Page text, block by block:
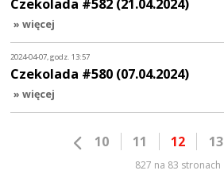
Czekolada #582 (21.04.2024)
» więcej
2024-04-07, godz. 13:57
Czekolada #580 (07.04.2024)
» więcej
10 11 12 13
827 na 83 stronach